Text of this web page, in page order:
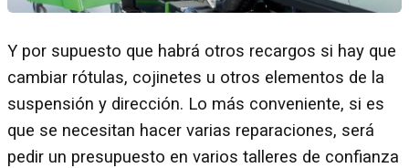
Y por supuesto que habrá otros recargos si hay que
cambiar rótulas, cojinetes u otros elementos de la
suspensión y dirección. Lo más conveniente, si es
que se necesitan hacer varias reparaciones, será
pedir un presupuesto en varios talleres de confianza